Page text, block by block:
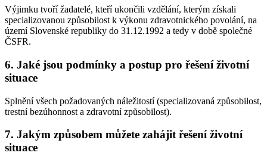
Výjimku tvoří žadatelé, kteří ukončili vzdělání, kterým získali
specializovanou způsobilost k výkonu zdravotnického povolání, na
území Slovenské republiky do 31.12.1992 a tedy v době společné
ČSFR.
6. Jaké jsou podmínky a postup pro řešení životní
situace
Splnění všech požadovaných náležitostí (specializovaná způsobilost,
trestní bezúhonnost a zdravotní způsobilost).
7. Jakým způsobem můžete zahájit řešení životní
situace